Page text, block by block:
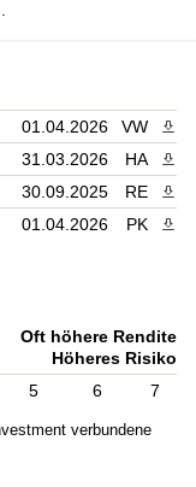
01.04.2026 VW
31.03.2026 HA
30.09.2025 RE
01.04.2026 PK
Oft höhere Rendite
Höheres Risiko
5 6 7
verbundene